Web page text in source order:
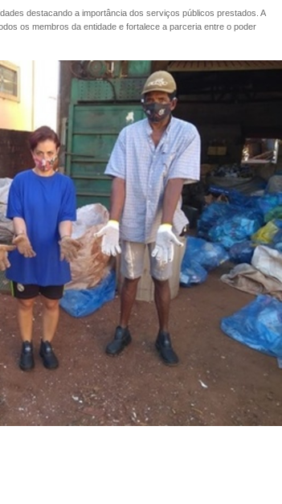
destacando a importância dos serviços públicos prestados. A
os membros da entidade e fortalece a parceria entre o poder